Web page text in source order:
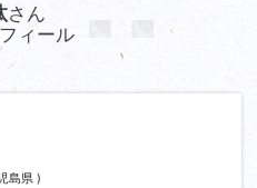
さん
ィール
島県 )